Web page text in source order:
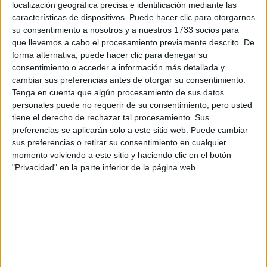
localización geográfica precisa e identificación mediante las
características de dispositivos. Puede hacer clic para otorgarnos
su consentimiento a nosotros y a nuestros 1733 socios para
que llevemos a cabo el procesamiento previamente descrito. De
forma alternativa, puede hacer clic para denegar su
consentimiento o acceder a información más detallada y
cambiar sus preferencias antes de otorgar su consentimiento.
Tenga en cuenta que algún procesamiento de sus datos
personales puede no requerir de su consentimiento, pero usted
tiene el derecho de rechazar tal procesamiento. Sus
preferencias se aplicarán solo a este sitio web. Puede cambiar
sus preferencias o retirar su consentimiento en cualquier
momento volviendo a este sitio y haciendo clic en el botón
"Privacidad" en la parte inferior de la página web.
alguien sabe si esto es verdad agradecería mucho que me
respondiera.
Inicio
Etiquetas: Selectividad